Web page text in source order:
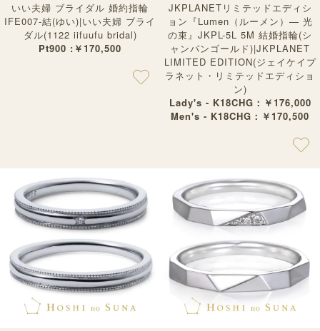
いい夫婦 ブライダル 婚約指輪
IFE007-結(ゆい)|いい夫婦 ブライ
ダル(1122 iifuufu bridal)
Pt900 :￥170,500
JKPLANETリミテッドエディシ
ョン『Lumen（ルーメン）— 光
の束』JKPL-5L 5M 結婚指輪(シ
ャンパンゴールド)|JKPLANET
LIMITED EDITION(ジェイケイプ
ラネット・リミテッドエディショ
ン)
Lady's - K18CHG：￥176,000
Men's - K18CHG：￥170,500